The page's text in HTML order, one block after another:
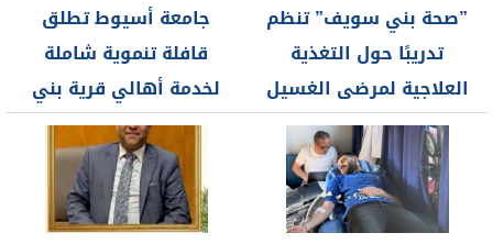
”صحة بني سويف” تنظم
تدريبًا حول التغذية
العلاجية لمرضى الغسيل
الكلوي وآليات...
جامعة أسيوط تطلق
قافلة تنموية شاملة
لخدمة أهالي قرية بني
محمد بمركز...